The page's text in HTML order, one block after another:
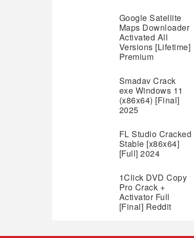
Google Satellite
Maps Downloader
Activated All
Versions [Lifetime]
Premium
Smadav Crack
exe Windows 11
(x86x64) [Final]
2025
FL Studio Cracked
Stable [x86x64]
[Full] 2024
1Click DVD Copy
Pro Crack +
Activator Full
[Final] Reddit